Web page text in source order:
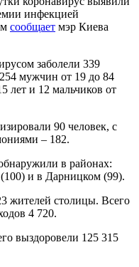
инфекцией
сообщает мэр Киева
заболели 339
мужчин от 19 до 84
лет и 12 мальчиков от
90 человек, с
– 182.
в районах:
и в Дарницком (99).
жителей столицы. Всего
4 720.
выздоровели 125 315